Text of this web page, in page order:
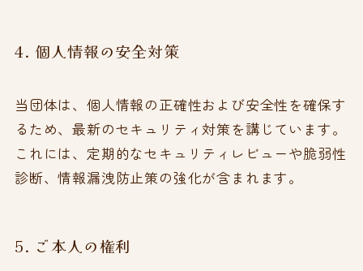
4. 個人情報の安全対策
当団体は、個人情報の正確性および安全性を確保す
るため、最新のセキュリティ対策を講じています。
これには、定期的なセキュリティレビューや脆弱性
診断、情報漏洩防止策の強化が含まれます。
5. ご本人の権利